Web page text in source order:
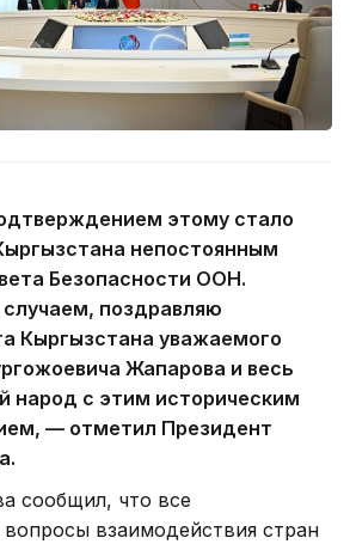
этому стало
непостоянным
Безопасности ООН.
случаем, поздравляю
Кыргызстана уважаемого
Жапарова и весь
народ с этим историческим
— отметил Президент
сообщил, что все
взаимодействия стран